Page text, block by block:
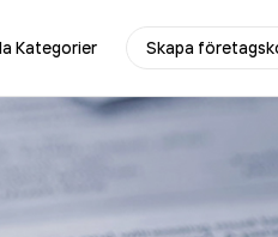
Kategorier Skapa